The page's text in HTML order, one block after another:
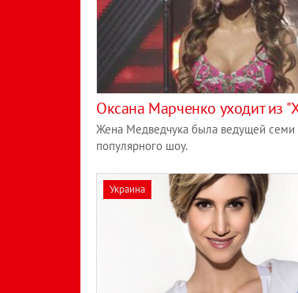
Оксана Марченко уходит из
Жена Медведчука была ведущей семи
популярного шоу.
Украина